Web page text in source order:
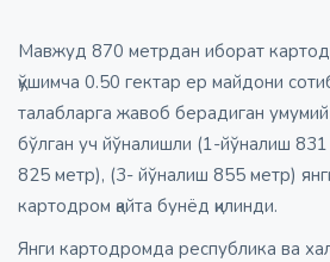
Мавжуд 870 метрдан иборат
қўшимча 0.50 гектар ер майдони
талабларга жавоб берадиган
бўлган уч йўналишли (1-йўналиш
825 метр), (3- йўналиш 855 метр)
картодром қайта бунёд қилинди.
Янги картодромда республика ва